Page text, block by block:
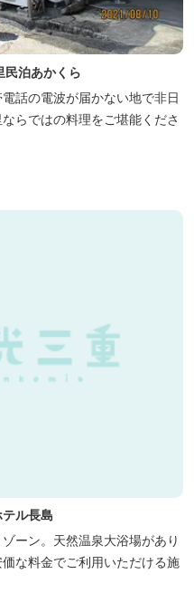
民泊あかくら
話の電波が届かない地で非日
らではの料理をご堪能くださ
ル長島
ーン。天然温泉大浴場があり
な料金でご利用いただける施